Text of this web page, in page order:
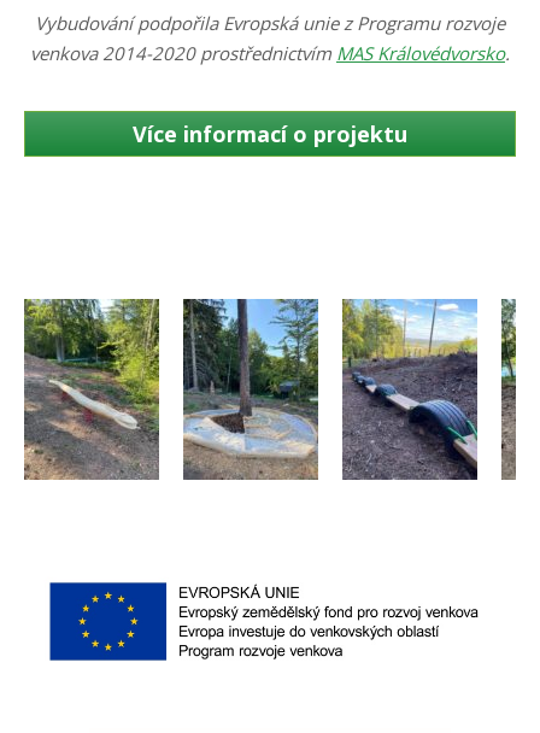
Vybudování podpořila Evropská unie z Programu rozvoje
venkova 2014-2020 prostřednictvím MAS Královédvorsko.
Více informací o projektu